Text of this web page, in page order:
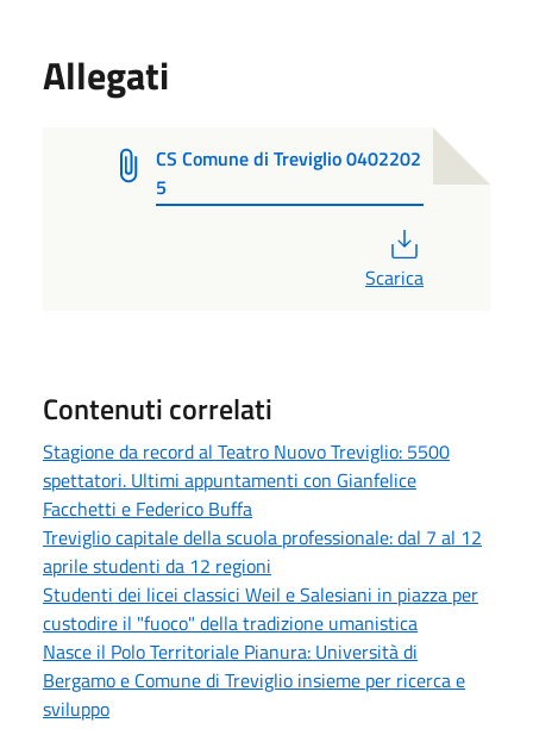
Allegati
CS Comune di Treviglio 0402202
5
Scarica
Contenuti correlati
Stagione da record al Teatro Nuovo Treviglio: 5500
spettatori. Ultimi appuntamenti con Gianfelice
Facchetti e Federico Buffa
Treviglio capitale della scuola professionale: dal 7 al 12
aprile studenti da 12 regioni
Studenti dei licei classici Weil e Salesiani in piazza per
custodire il "fuoco" della tradizione umanistica
Nasce il Polo Territoriale Pianura: Università di
Bergamo e Comune di Treviglio insieme per ricerca e
sviluppo